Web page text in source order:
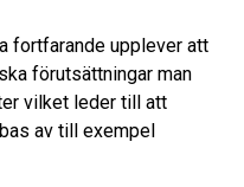
fortfarande upplever att
förutsättningar man
vilket leder till att
av till exempel